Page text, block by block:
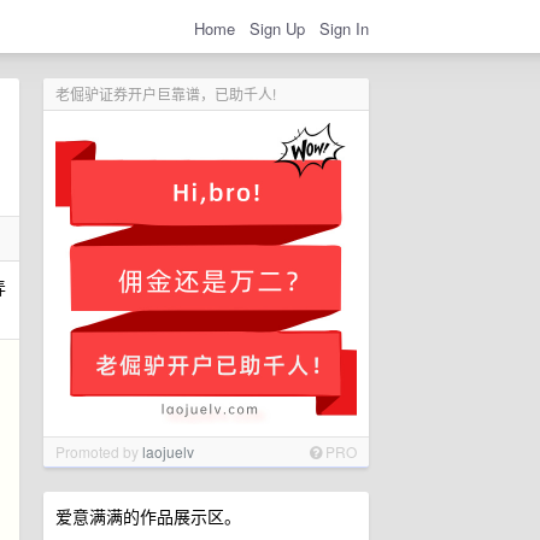
Home Sign Up Sign In
老倔驴证券开户巨靠谱，已助千人!
Promoted bylaojuelv PRO
爱意满满的作品展示区。